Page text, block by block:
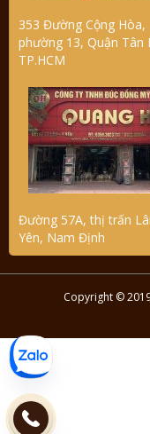
353 Đường Cộng Hòa,
phường 13, Quận Tân
TP.HCM
Đường 57A, thị trấn
Yên, Nam Định
Copyright ©